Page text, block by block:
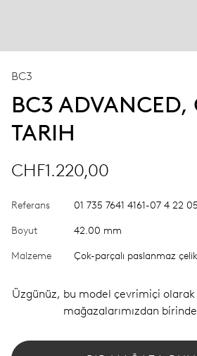
BC3
BC3 ADVANCED,
TARIH
CHF1.220,00
Referans 01 735 7641 4161-07 4 22 05
Boyut 42.00 mm
Malzeme Çok-parçalı paslanmaz
Üzgünüz, bu model çevrimiçi
mağazalarımızdan